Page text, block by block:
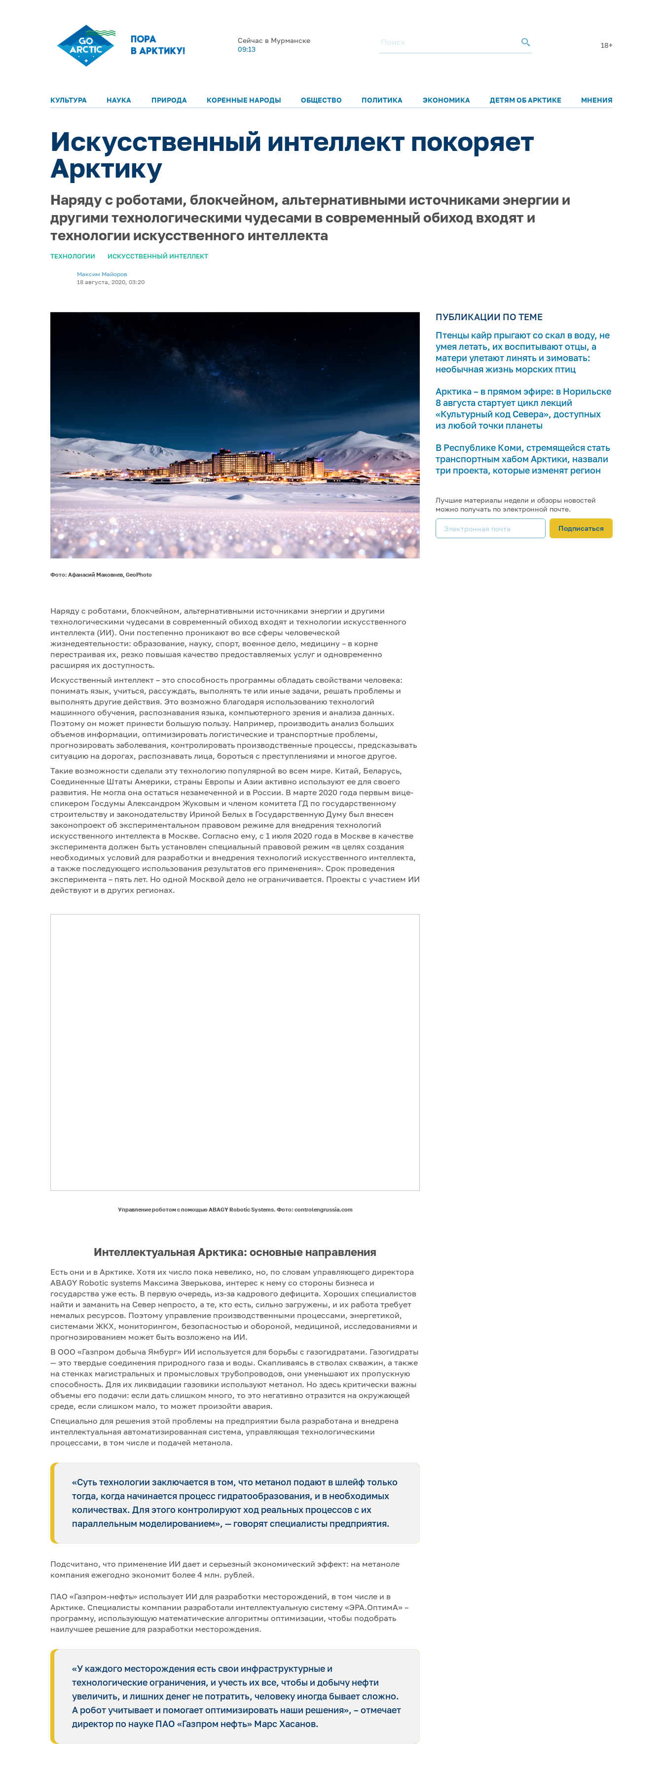
Сейчас в Мурманске
09:13
18+
КУЛЬТУРА НАУКА ПРИРОДА КОРЕННЫЕ НАРОДЫ ОБЩЕСТВО ПОЛИТИКА ЭКОНОМИКА ДЕТЯМ ОБ АРКТИКЕ МНЕНИЯ
Искусственный интеллект покоряет
Арктику
Наряду с роботами, блокчейном, альтернативными источниками энергии и
другими технологическими чудесами в современный обиход входят и
технологии искусственного интеллекта
ТЕХНОЛОГИИ ИСКУССТВЕННЫЙ ИНТЕЛЛЕКТ
Максим Майоров
18 августа, 2020, 03:20
Фото: Афанасий Маковнев, GeoPhoto
Наряду с роботами, блокчейном, альтернативными источниками энергии и другими
технологическими чудесами в современный обиход входят и технологии искусственного
интеллекта (ИИ). Они постепенно проникают во все сферы человеческой
жизнедеятельности: образование, науку, спорт, военное дело, медицину – в корне
перестраивая их, резко повышая качество предоставляемых услуг и одновременно
расширяя их доступность.
Искусственный интеллект – это способность программы обладать свойствами человека:
понимать язык, учиться, рассуждать, выполнять те или иные задачи, решать проблемы и
выполнять другие действия. Это возможно благодаря использованию технологий
машинного обучения, распознавания языка, компьютерного зрения и анализа данных.
Поэтому он может принести большую пользу. Например, производить анализ больших
объемов информации, оптимизировать логистические и транспортные проблемы,
прогнозировать заболевания, контролировать производственные процессы, предсказывать
ситуацию на дорогах, распознавать лица, бороться с преступлениями и многое другое.
Такие возможности сделали эту технологию популярной во всем мире. Китай, Беларусь,
Соединенные Штаты Америки, страны Европы и Азии активно используют ее для своего
развития. Не могла она остаться незамеченной и в России. В марте 2020 года первым вице-
спикером Госдумы Александром Жуковым и членом комитета ГД по государственному
строительству и законодательству Ириной Белых в Государственную Думу был внесен
законопроект об экспериментальном правовом режиме для внедрения технологий
искусственного интеллекта в Москве. Согласно ему, с 1 июля 2020 года в Москве в качестве
эксперимента должен быть установлен специальный правовой режим «в целях создания
необходимых условий для разработки и внедрения технологий искусственного интеллекта,
а также последующего использования результатов его применения». Срок проведения
эксперимента – пять лет. Но одной Москвой дело не ограничивается. Проекты с участием ИИ
действуют и в других регионах.
Управление роботом с помощью ABAGY Robotic Systems. Фото: controlengrussia.com
Интеллектуальная Арктика: основные направления
Есть они и в Арктике. Хотя их число пока невелико, но, по словам управляющего директора
ABAGY Robotic systems Максима Зверькова, интерес к нему со стороны бизнеса и
государства уже есть. В первую очередь, из-за кадрового дефицита. Хороших специалистов
найти и заманить на Север непросто, а те, кто есть, сильно загружены, и их работа требует
немалых ресурсов. Поэтому управление производственными процессами, энергетикой,
системами ЖКХ, мониторингом, безопасностью и обороной, медициной, исследованиями и
прогнозированием может быть возложено на ИИ.
В ООО «Газпром добыча Ямбург» ИИ используется для борьбы с газогидратами. Газогидраты
— это твердые соединения природного газа и воды. Скапливаясь в стволах скважин, а также
на стенках магистральных и промысловых трубопроводов, они уменьшают их пропускную
способность. Для их ликвидации газовики используют метанол. Но здесь критически важны
объемы его подачи: если дать слишком много, то это негативно отразится на окружающей
среде, если слишком мало, то может произойти авария.
Специально для решения этой проблемы на предприятии была разработана и внедрена
интеллектуальная автоматизированная система, управляющая технологическими
процессами, в том числе и подачей метанола.
«Суть технологии заключается в том, что метанол подают в шлейф только
тогда, когда начинается процесс гидратообразования, и в необходимых
количествах. Для этого контролируют ход реальных процессов с их
параллельным моделированием», — говорят специалисты предприятия.
Подсчитано, что применение ИИ дает и серьезный экономический эффект: на метаноле
компания ежегодно экономит более 4 млн. рублей.
ПАО «Газпром-нефть» использует ИИ для разработки месторождений, в том числе и в
Арктике. Специалисты компании разработали интеллектуальную систему «ЭРА.ОптимА» –
программу, использующую математические алгоритмы оптимизации, чтобы подобрать
наилучшее решение для разработки месторождения.
«У каждого месторождения есть свои инфраструктурные и
технологические ограничения, и учесть их все, чтобы и добычу нефти
увеличить, и лишних денег не потратить, человеку иногда бывает сложно.
А робот учитывает и помогает оптимизировать наши решения», – отмечает
директор по науке ПАО «Газпром нефть» Марс Хасанов.
ПУБЛИКАЦИИ ПО ТЕМЕ
Птенцы кайр прыгают со скал в воду, не
умея летать, их воспитывают отцы, а
матери улетают линять и зимовать:
необычная жизнь морских птиц
Арктика – в прямом эфире: в Норильске
8 августа стартует цикл лекций
«Культурный код Севера», доступных
из любой точки планеты
В Республике Коми, стремящейся стать
транспортным хабом Арктики, назвали
три проекта, которые изменят регион
Лучшие материалы недели и обзоры новостей
можно получать по электронной почте.
Подписаться